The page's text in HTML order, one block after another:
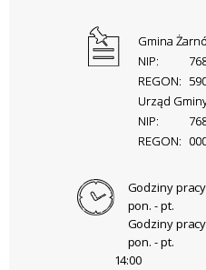
Gmina
NIP:
REGON:
Urząd
NIP:
REGON:
Godziny
pon. - pt.
Godziny
pon. - pt.
14:00